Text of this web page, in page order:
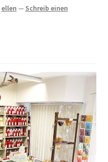
ellen — Schreib einen